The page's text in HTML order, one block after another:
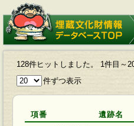
埋蔵文化財情報データベース
TOP
128件ヒットしました。 1件目～
件ずつ表示
項番 遺跡名